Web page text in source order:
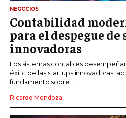
NEGOCIOS
Contabilidad
para el despegue
innovadoras
Los sistemas contables
éxito de las startups innovadoras,
fundamento sobre...
Ricardo Mendoza